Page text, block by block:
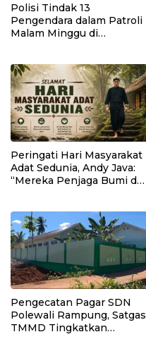
Polisi Tindak 13
Pengendara dalam Patroli
Malam Minggu di
Peringati Hari Masyarakat
Adat Sedunia, Andy Java:
“Mereka Penjaga Bumi dan
Pengecatan Pagar SDN
Polewali Rampung, Satgas
TMMD Tingkatkan